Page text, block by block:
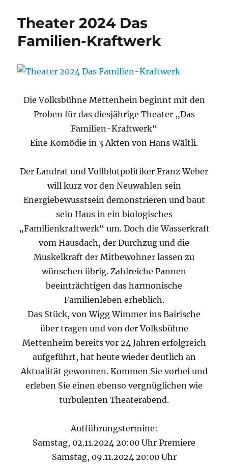
Theater 2024 Das
Familien-Kraftwerk
Die Volksbühne Mettenhein beginnt mit den
Proben für das diesjährige Theater „Das
Familien-Kraftwerk“
Eine Komödie in 3 Akten von Hans Wältli.
Der Landrat und Vollblutpolitiker Franz Weber
will kurz vor den Neuwahlen sein
Energiebewusstsein demonstrieren und baut
sein Haus in ein biologisches
„Familienkraftwerk“ um. Doch die Wasserkraft
vom Hausdach, der Durchzug und die
Muskelkraft der Mitbewohner lassen zu
wünschen übrig. Zahlreiche Pannen
beeinträchtigen das harmonische
Familienleben erheblich.
Das Stück, von Wigg Wimmer ins Bairische
über tragen und von der Volksbühne
Mettenheim bereits vor 24 Jahren erfolgreich
aufgeführt, hat heute wieder deutlich an
Aktualität gewonnen. Kommen Sie vorbei und
erleben Sie einen ebenso vergnüglichen wie
turbulenten Theaterabend.
Aufführungstermine:
Samstag, 02.11.2024 20:00 Uhr Premiere
Samstag, 09.11.2024 20:00 Uhr